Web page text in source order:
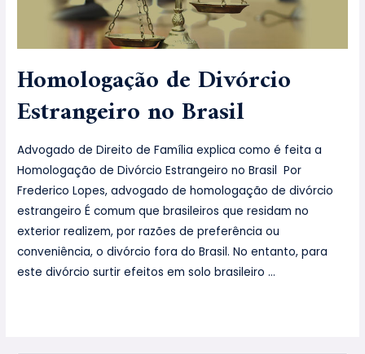
Homologação de Divórcio
Estrangeiro no Brasil
Advogado de Direito de Família explica como é feita a
Homologação de Divórcio Estrangeiro no Brasil Por
Frederico Lopes, advogado de homologação de divórcio
estrangeiro É comum que brasileiros que residam no
exterior realizem, por razões de preferência ou
conveniência, o divórcio fora do Brasil. No entanto, para
este divórcio surtir efeitos em solo brasileiro …